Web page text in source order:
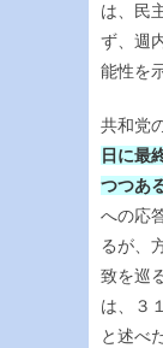
は、民
ず、週
能性を
共和党
日に最
つつあ
への応
るが、
致を巡
は、３
と述べ